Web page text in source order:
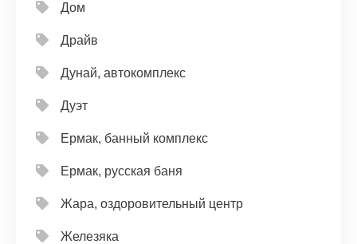
Дом
Драйв
Дунай, автокомплекс
Дуэт
Ермак, банный комплекс
Ермак, русская баня
Жара, оздоровительный центр
Железяка